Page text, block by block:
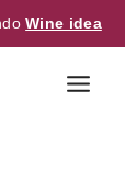
Wine idea